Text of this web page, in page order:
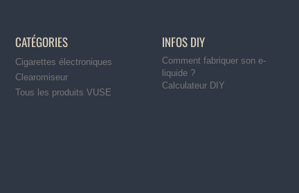
CATÉGORIES
Cigarettes électroniques
Clearomiseur
Tous les produits VUSE
INFOS DIY
Comment fabriquer son e-
liquide ?
Calculateur DIY